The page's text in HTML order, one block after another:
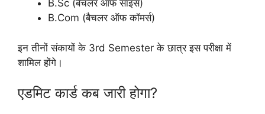
B.Sc (बैचलर ऑफ साइंस)
B.Com (बैचलर ऑफ कॉमर्स)
इन तीनों संकायों के 3rd Semester के छात्र इस परीक्षा में
शामिल होंगे।
एडमिट कार्ड कब जारी होगा?